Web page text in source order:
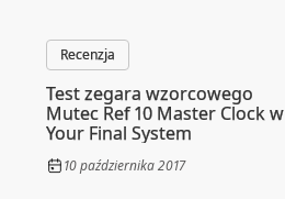
Recenzja
10 października 2017
Test zegara wzorcowego
Mutec Ref 10 Master Clock w
Your Final System